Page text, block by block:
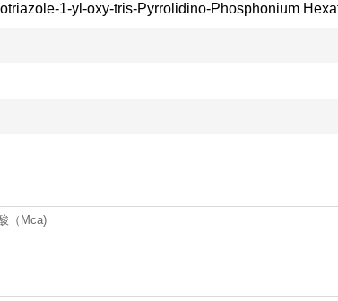
1-yl-oxy-tris-Pyrrolidino-Phosphonium
（Mca)